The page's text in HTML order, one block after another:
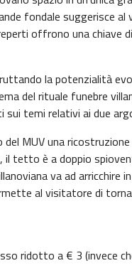
fondale suggerisce al
offrono una chiave
la potenzialità
del rituale funebre
temi relativi ai due
MUV una
tetto è a doppio
va ad
al visitatore di
ridotto a € 3 (invece